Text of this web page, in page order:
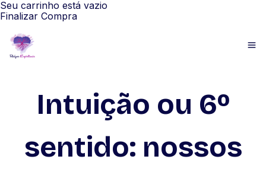
Seu carrinho está vazio
Finalizar Compra
Intuição ou 6º
sentido: nossos